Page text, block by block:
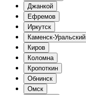
Джанкой
Ефремов
Иркутск
Каменск-Уральский
Киров
Коломна
Кропоткин
Обнинск
Омск